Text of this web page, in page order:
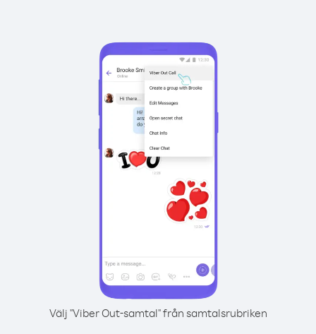
Välj "Viber Out-samtal" från samtalsrubriken